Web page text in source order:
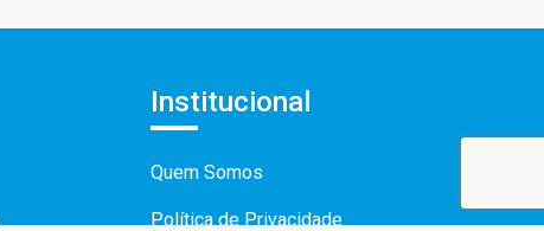
Institucional
Quem Somos
Política de Privacidade